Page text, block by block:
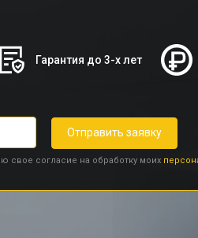
Гарантия до 3-х лет
Отправить заявку
свое согласие на обработку моих